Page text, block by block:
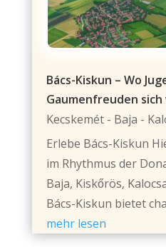
Bács-Kiskun – Wo
Gaumenfreuden
Kecskemét - Baja -
Erlebe Bács-Kiskun
im Rhythmus der
Baja, Kiskőrös,
Bács-Kiskun bietet
mehr lesen